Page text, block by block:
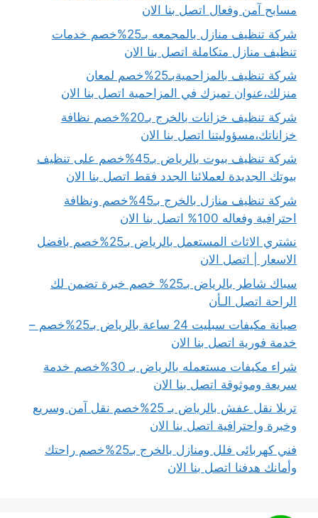
مسابح آمن وفعال اتصل بنا الان
شركة تنظيف منازل بالمجمعه بـ25%خصم خدمات
تنظيف منازل متكاملة اتصل بنا الان
شركة تنظيف بالمزاحميةبـ25%خصم لمعان
منزلك،عنوان تميزك في المزاحمية اتصل بنا الان
شركة تنظيف خزانات بالخرج بـ20%خصم نظافة
خزاناتك،مسؤوليتنا اتصل بنا الان
شركة تنظيف بيوت بالرياض بـ45%خصم على تنظيف
بيوتك الجديدة لعملائنا الجدد فقط اتصل بنا الان
شركة تنظيف منازل بالخرج بـ45%خصم ونظافة
احترافية وفعاله 100% اتصل بنا الان
نشتري الاثاث المستعمل بالرياض بـ25%خصم بافضل
الاسعار | اتصل الان
سباك شاطر بالرياض بـ25% خصم خبرة تضمن لك
الراحة اتصل الـأن
صيانة مكيفات سبليت 24 ساعة بالرياض بـ25%خصم –
خدمة فورية اتصل بنا الان
شراء مكيفات مستعمله بالرياض بـ 30%خصم خدمة
سريعة وموثوقة اتصل بنا الان
تريلا نقل عفش بالرياض بـ 25%خصم نقل آمن وسريع
وخبرة واحترافية اتصل بنا الان
فني كهربائى فلل ومنازل بالخرج بـ25%خصم راحتك
وأمانك هدفنا اتصل بنا الان